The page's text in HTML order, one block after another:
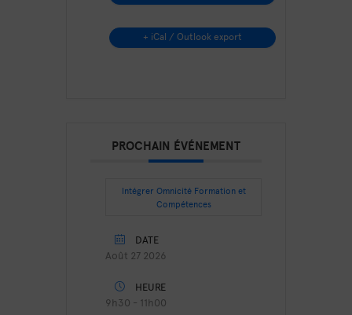
+ iCal / Outlook export
PROCHAIN ÉVÉNEMENT
Intégrer Omnicité Formation et
Compétences
DATE
Août 27 2026
HEURE
9h30 - 11h00